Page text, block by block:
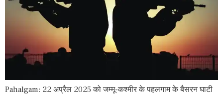
Pahalgam: 22 अप्रैल 2025 को जम्मू-कश्मीर के पहलगाम के बैसरन घाटी